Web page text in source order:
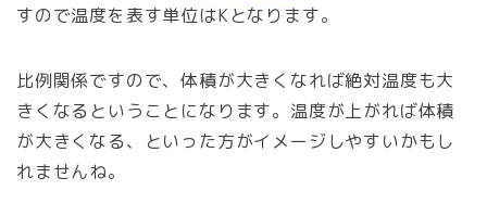
すので温度を表す単位はKとなります。
比例関係ですので、体積が大きくなれば絶対温度も大
きくなるということになります。温度が上がれば体積
が大きくなる、といった方がイメージしやすいかもし
れませんね。